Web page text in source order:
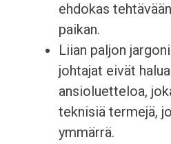
ehdokas
paikan.
Liian paljon
johtajat eivät
ansioluetteloa,
teknisiä termejä,
ymmärrä.